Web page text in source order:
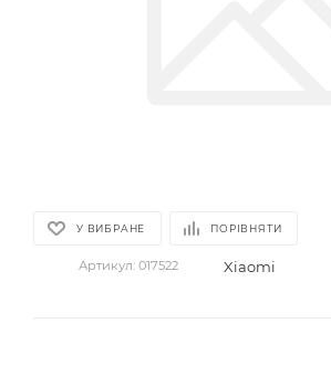
У ВИБРАНЕ ПОРІВНЯТИ
Артикул: 017522 Xiaomi